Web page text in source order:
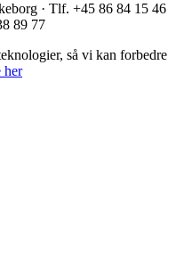
· Tlf. +45 86 84 15 46
89 77
så vi kan forbedre
her